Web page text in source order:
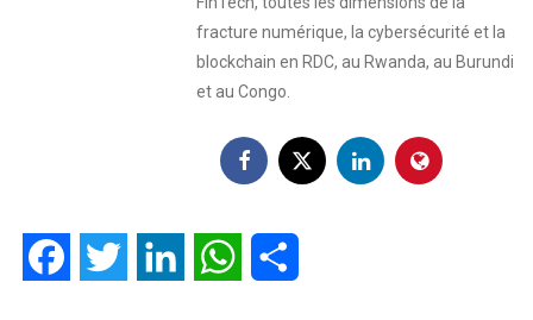
fracture numérique, la cybersécurité et la
blockchain en RDC, au Rwanda, au Burundi
et au Congo.
FacebookTwitter LinkedIn WhatsApp